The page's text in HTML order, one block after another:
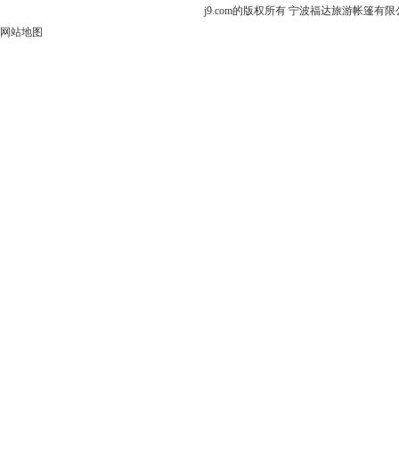
j9.com的版权所有 宁波福达旅游帐篷有
网站地图